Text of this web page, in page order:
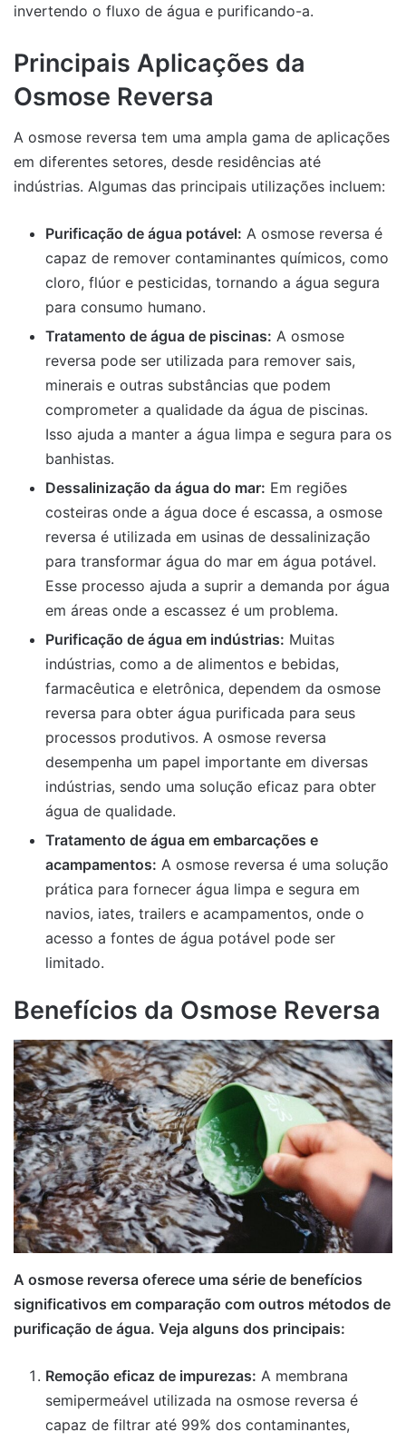
invertendo o fluxo de água e purificando-a.
Principais Aplicações da
Osmose Reversa
A osmose reversa tem uma ampla gama de aplicações
em diferentes setores, desde residências até
indústrias. Algumas das principais utilizações incluem:
Purificação de água potável: A osmose reversa é
capaz de remover contaminantes químicos, como
cloro, flúor e pesticidas, tornando a água segura
para consumo humano.
Tratamento de água de piscinas: A osmose
reversa pode ser utilizada para remover sais,
minerais e outras substâncias que podem
comprometer a qualidade da água de piscinas.
Isso ajuda a manter a água limpa e segura para os
banhistas.
Dessalinização da água do mar: Em regiões
costeiras onde a água doce é escassa, a osmose
reversa é utilizada em usinas de dessalinização
para transformar água do mar em água potável.
Esse processo ajuda a suprir a demanda por água
em áreas onde a escassez é um problema.
Purificação de água em indústrias: Muitas
indústrias, como a de alimentos e bebidas,
farmacêutica e eletrônica, dependem da osmose
reversa para obter água purificada para seus
processos produtivos. A osmose reversa
desempenha um papel importante em diversas
indústrias, sendo uma solução eficaz para obter
água de qualidade.
Tratamento de água em embarcações e
acampamentos: A osmose reversa é uma solução
prática para fornecer água limpa e segura em
navios, iates, trailers e acampamentos, onde o
acesso a fontes de água potável pode ser
limitado.
Benefícios da Osmose Reversa
A osmose reversa oferece uma série de benefícios
significativos em comparação com outros métodos de
purificação de água. Veja alguns dos principais:
Remoção eficaz de impurezas: A membrana
semipermeável utilizada na osmose reversa é
capaz de filtrar até 99% dos contaminantes,